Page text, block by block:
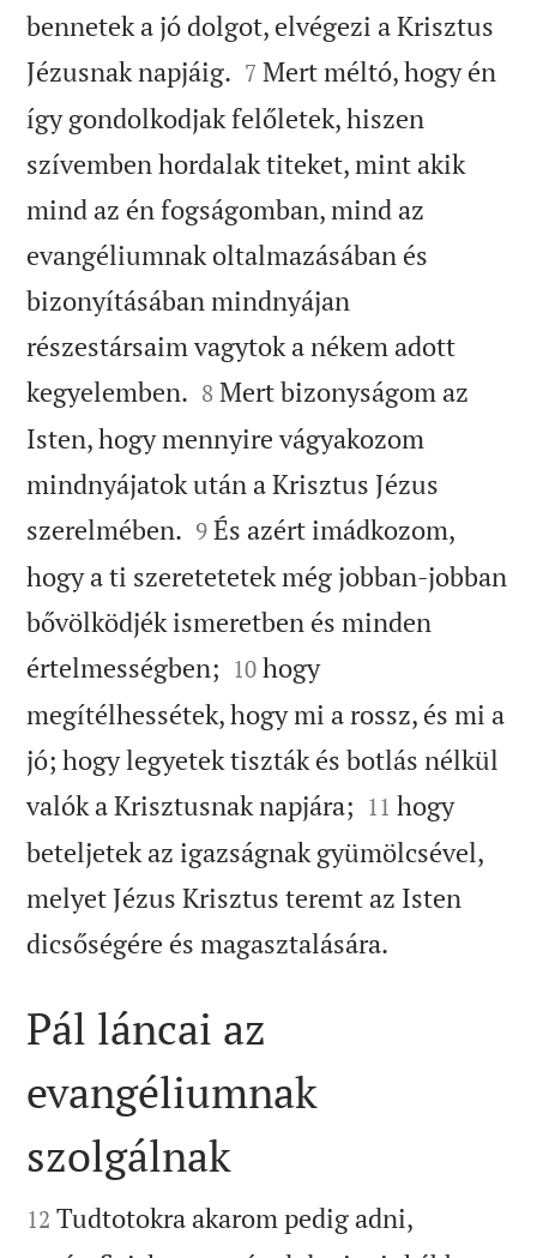
bennetek a jó dolgot, elvégezi a Krisztus
Jézusnak napjáig. 

7 Mert méltó, hogy én
így gondolkodjak felőletek, hiszen
szívemben hordalak titeket, mint akik
mind az én fogságomban, mind az
evangéliumnak oltalmazásában és
bizonyításában mindnyájan
részestársaim vagytok a nékem adott
kegyelemben. 

8 Mert bizonyságom az
Isten, hogy mennyire vágyakozom
mindnyájatok után a Krisztus Jézus
szerelmében. 

9 És azért imádkozom,
hogy a ti szeretetetek még jobban-jobban
bővölködjék ismeretben és minden
értelmességben; 

10 hogy
megítélhessétek, hogy mi a rossz, és mi a
jó; hogy legyetek tiszták és botlás nélkül
valók a Krisztusnak napjára; 

11 hogy
beteljetek az igazságnak gyümölcsével,
melyet Jézus Krisztus teremt az Isten
dicsőségére és magasztalására.

Pál láncai az
evangéliumnak
szolgálnak

12 Tudtotokra akarom pedig adni,